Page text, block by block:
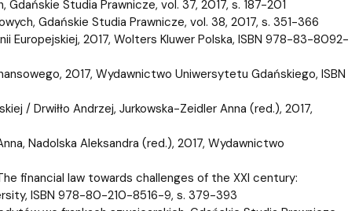
Studia Prawnicze, vol. 37, 2017, s. 187-201
Gdańskie Studia Prawnicze, vol. 38, 2017, s. 351-366
Europejskiej, 2017, Wolters Kluwer Polska, ISBN 978-83-8092-
2017, Wydawnictwo Uniwersytetu Gdańskiego, ISBN
/ Drwiłło Andrzej, Jurkowska-Zeidler Anna (red.), 2017,
Nadolska Aleksandra (red.), 2017, Wydawnictwo
financial law towards challenges of the XXI century:
ISBN 978-80-210-8516-9, s. 379-393